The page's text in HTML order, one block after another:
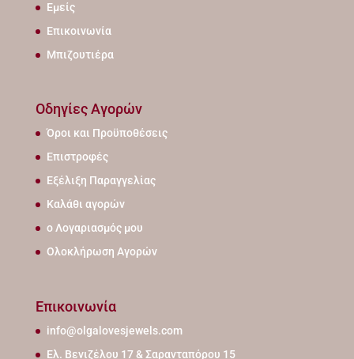
Εμείς
Επικοινωνία
Μπιζουτιέρα
Οδηγίες Αγορών
Όροι και Προϋποθέσεις
Επιστροφές
Εξέλιξη Παραγγελίας
Καλάθι αγορών
ο Λογαριασμός μου
Ολοκλήρωση Αγορών
Επικοινωνία
info@olgalovesjewels.com
Ελ. Βενιζέλου 17 & Σαρανταπόρου 15